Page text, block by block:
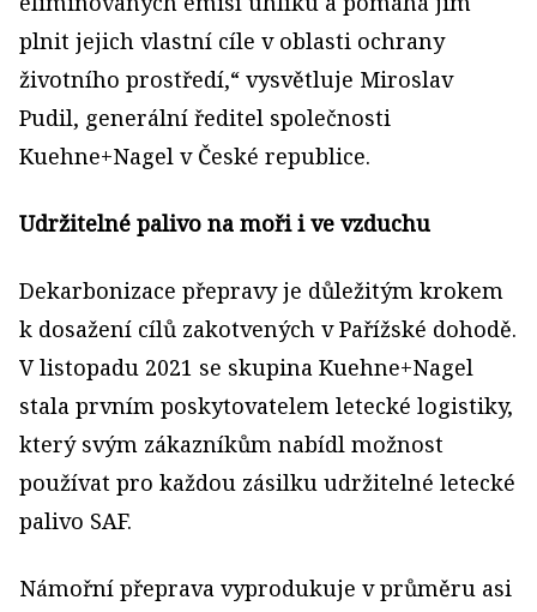
plnit jejich vlastní cíle v oblasti ochrany
životního prostředí,“ vysvětluje Miroslav
Pudil, generální ředitel společnosti
Kuehne+Nagel v České republice.
Udržitelné palivo na moři i ve vzduchu
Dekarbonizace přepravy je důležitým krokem
k dosažení cílů zakotvených v Pařížské dohodě.
V listopadu 2021 se skupina Kuehne+Nagel
stala prvním poskytovatelem letecké logistiky,
který svým zákazníkům nabídl možnost
používat pro každou zásilku udržitelné letecké
palivo SAF.
Námořní přeprava vyprodukuje v průměru asi